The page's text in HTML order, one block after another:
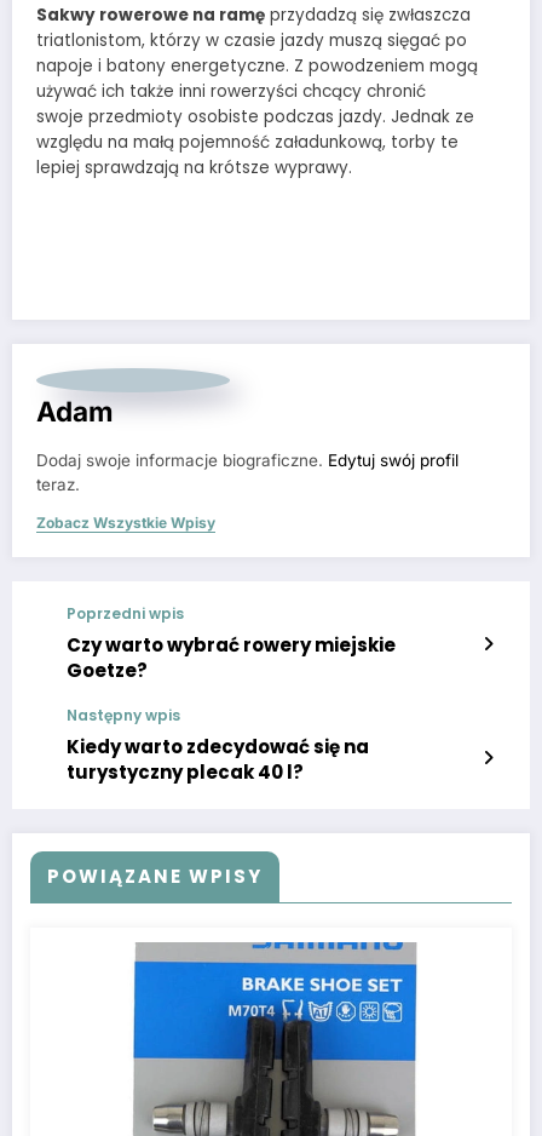
Sakwy rowerowe na ramę przydadzą się zwłaszcza
triatlonistom, którzy w czasie jazdy muszą sięgać po
napoje i batony energetyczne. Z powodzeniem mogą
używać ich także inni rowerzyści chcący chronić
swoje przedmioty osobiste podczas jazdy. Jednak ze
względu na małą pojemność załadunkową, torby te
lepiej sprawdzają na krótsze wyprawy.
Adam
Dodaj swoje informacje biograficzne. Edytuj swój profil
teraz.
Zobacz Wszystkie Wpisy
Poprzedni wpis
Czy warto wybrać rowery miejskie
Goetze?
Następny wpis
Kiedy warto zdecydować się na
turystyczny plecak 40 l?
POWIĄZANE WPISY